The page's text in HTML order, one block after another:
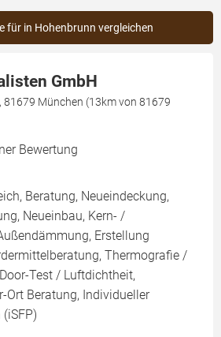
für in Hohenbrunn vergleichen
GmbH
81679 München (13km von 81679
Bewertung
Beratung, Neueindeckung,
Neueinbau, Kern- /
Erstellung
Thermografie /
Test / Luftdichtheit,
Ort Beratung, Individueller